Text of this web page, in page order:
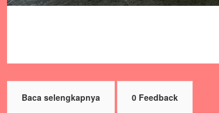
Baca selengkapnya 0 Feedback